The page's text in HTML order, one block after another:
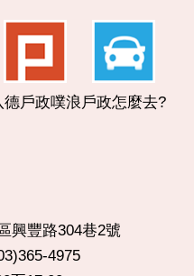
德戶政噗浪戶政怎麼去?
興豐路304巷2號
4975